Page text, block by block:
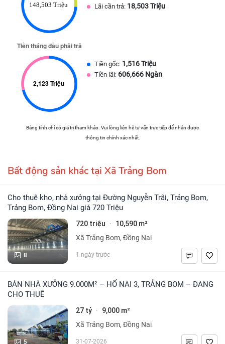
Lãi cần trả: 18,503 Triệu
Tiền gốc: 1,516 Triệu
Tiền lãi: 606,666 Ngàn
Bảng tính chỉ có giá trị tham khảo. Vui lòng liên hệ tư vấn trực tiếp để nhận được
thông tin chính xác nhất.
Bất động sản khác tại Xã Trảng Bom
Cho thuê kho, nhà xưởng tại Đường Nguyễn Trãi, Trảng Bom,
Trảng Bom, Đồng Nai giá 720 Triệu
8
720 triệu · 10,590 m²
Xã Trảng Bom, Đồng Nai
1 ngày trước
BÁN NHÀ XƯỞNG 9.000M² – HỐ NAI 3, TRẢNG BOM – ĐANG
CHO THUÊ
5
27 tỷ · 9,000 m²
Xã Trảng Bom, Đồng Nai
31-07-2026